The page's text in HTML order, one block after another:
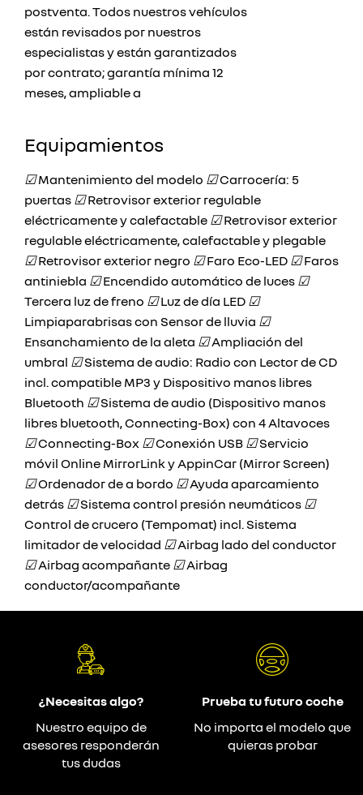
postventa. Todos nuestros vehículos
están revisados por nuestros
especialistas y están garantizados
por contrato; garantía mínima 12
meses, ampliable a
Equipamientos
☑Mantenimiento del modelo ☑Carrocería: 5
puertas ☑Retrovisor exterior regulable
eléctricamente y calefactable ☑Retrovisor exterior
regulable eléctricamente, calefactable y plegable
☑Retrovisor exterior negro ☑Faro Eco-LED ☑Faros
antiniebla ☑Encendido automático de luces ☑
Tercera luz de freno ☑Luz de día LED ☑
Limpiaparabrisas con Sensor de lluvia ☑
Ensanchamiento de la aleta ☑Ampliación del
umbral ☑Sistema de audio: Radio con Lector de CD
incl. compatible MP3 y Dispositivo manos libres
Bluetooth ☑Sistema de audio (Dispositivo manos
libres bluetooth, Connecting-Box) con 4 Altavoces
☑Connecting-Box ☑Conexión USB ☑Servicio
móvil Online MirrorLink y AppinCar (Mirror Screen)
☑Ordenador de a bordo ☑Ayuda aparcamiento
detrás ☑Sistema control presión neumáticos ☑
Control de crucero (Tempomat) incl. Sistema
limitador de velocidad ☑Airbag lado del conductor
☑Airbag acompañante ☑Airbag
conductor/acompañante
¿Necesitas algo?
Nuestro equipo de
asesores responderán
tus dudas
Prueba tu futuro coche
No importa el modelo que
quieras probar